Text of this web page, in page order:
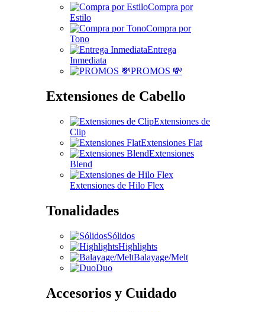
Compra por
Estilo
Compra por
Tono
Entrega
Inmediata
PROMOS 💸
Extensiones de Cabello
Extensiones de
Clip
Extensiones Flat
Extensiones
Blend
Extensiones de Hilo Flex
Tonalidades
Sólidos
Highlights
Balayage/Melt
Duo
Accesorios y Cuidado